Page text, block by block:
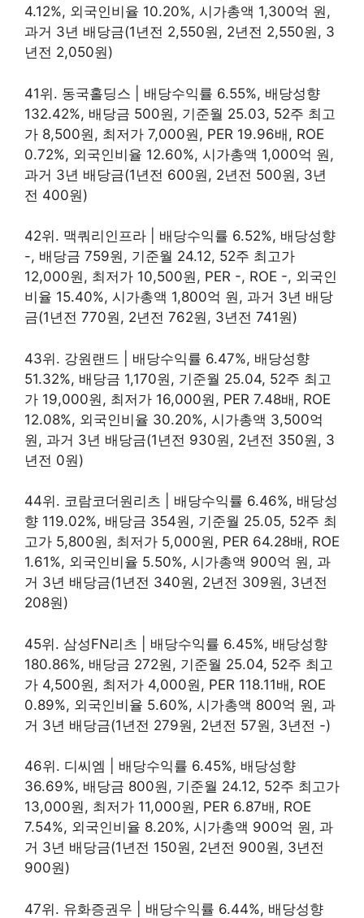
4.12%, 외국인비율 10.20%, 시가총액 1,300억 원,
과거 3년 배당금(1년전 2,550원, 2년전 2,550원, 3
년전 2,050원)
41위. 동국홀딩스 | 배당수익률 6.55%, 배당성향
132.42%, 배당금 500원, 기준월 25.03, 52주 최고
가 8,500원, 최저가 7,000원, PER 19.96배, ROE
0.72%, 외국인비율 12.60%, 시가총액 1,000억 원,
과거 3년 배당금(1년전 600원, 2년전 500원, 3년
전 400원)
42위. 맥쿼리인프라 | 배당수익률 6.52%, 배당성향
-, 배당금 759원, 기준월 24.12, 52주 최고가
12,000원, 최저가 10,500원, PER -, ROE -, 외국인
비율 15.40%, 시가총액 1,800억 원, 과거 3년 배당
금(1년전 770원, 2년전 762원, 3년전 741원)
43위. 강원랜드 | 배당수익률 6.47%, 배당성향
51.32%, 배당금 1,170원, 기준월 25.04, 52주 최고
가 19,000원, 최저가 16,000원, PER 7.48배, ROE
12.08%, 외국인비율 30.20%, 시가총액 3,500억
원, 과거 3년 배당금(1년전 930원, 2년전 350원, 3
년전 0원)
44위. 코람코더원리츠 | 배당수익률 6.46%, 배당성
향 119.02%, 배당금 354원, 기준월 25.05, 52주 최
고가 5,800원, 최저가 5,000원, PER 64.28배, ROE
1.61%, 외국인비율 5.50%, 시가총액 900억 원, 과
거 3년 배당금(1년전 340원, 2년전 309원, 3년전
208원)
45위. 삼성FN리츠 | 배당수익률 6.45%, 배당성향
180.86%, 배당금 272원, 기준월 25.04, 52주 최고
가 4,500원, 최저가 4,000원, PER 118.11배, ROE
0.89%, 외국인비율 5.60%, 시가총액 800억 원, 과
거 3년 배당금(1년전 279원, 2년전 57원, 3년전 -)
46위. 디씨엠 | 배당수익률 6.45%, 배당성향
36.69%, 배당금 800원, 기준월 24.12, 52주 최고가
13,000원, 최저가 11,000원, PER 6.87배, ROE
7.54%, 외국인비율 8.20%, 시가총액 900억 원, 과
거 3년 배당금(1년전 150원, 2년전 900원, 3년전
900원)
47위. 유화증권우 | 배당수익률 6.44%, 배당성향